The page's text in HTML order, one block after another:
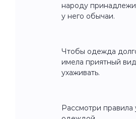
народу
у него обычаи.
Чтобы одежда
имела приятный
ухаживать.
Рассмотри правила